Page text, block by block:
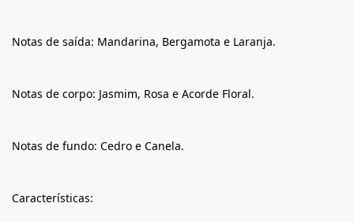
Notas de saída: Mandarina, Bergamota e Laranja.
Notas de corpo: Jasmim, Rosa e Acorde Floral.
Notas de fundo: Cedro e Canela.
Características: